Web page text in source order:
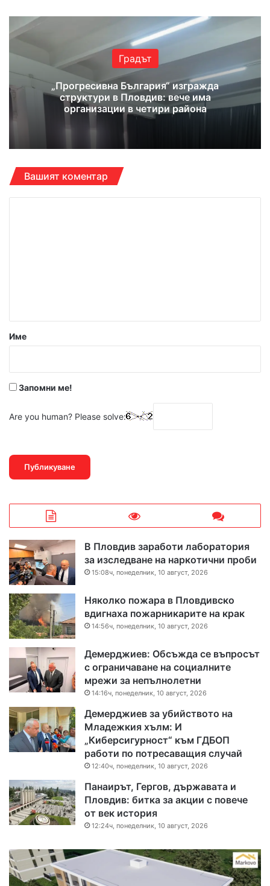
Градът
„Прогресивна България“ изгражда
структури в Пловдив: вече има
организации в четири района
Вашият коментар
р
Име
Запомни ме!
Are you human? Please solve:
В Пловдив заработи лаборатория
за изследване на наркотични проби
15:08ч, понеделник, 10 август, 2026
Няколко пожара в Пловдивско
вдигнаха пожарникарите на крак
14:56ч, понеделник, 10 август, 2026
Демерджиев: Обсъжда се въпросът
с ограничаване на социалните
мрежи за непълнолетни
14:16ч, понеделник, 10 август, 2026
Демерджиев за убийството на
Младежкия хълм: И
„Киберсигурност“ към ГДБОП
работи по потресаващия случай
12:40ч, понеделник, 10 август, 2026
Панаирът, Гергов, държавата и
Пловдив: битка за акции с повече
от век история
12:24ч, понеделник, 10 август, 2026